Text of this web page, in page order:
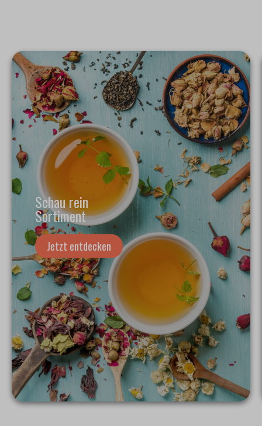
Schau rein
Sortiment
Jetzt entdecken